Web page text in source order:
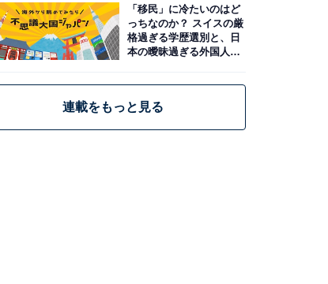
「移民」に冷たいのはど
っちなのか？ スイスの厳
格過ぎる学歴選別と、日
本の曖昧過ぎる外国人政
連載をもっと見る